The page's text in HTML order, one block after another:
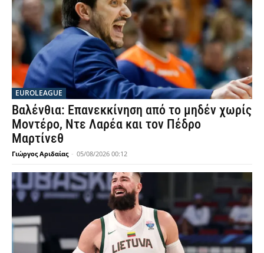
EUROLEAGUE
Βαλένθια: Επανεκκίνηση από το μηδέν χωρίς
Μοντέρο, Ντε Λαρέα και τον Πέδρο
Μαρτίνεθ
Γιώργος Αριδαίας - 05/08/2026 00:12